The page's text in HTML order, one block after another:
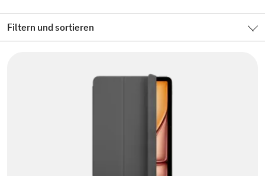
Filtern und sortieren